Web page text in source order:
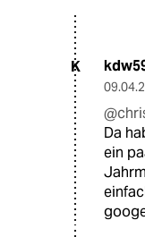
K
Da
ein